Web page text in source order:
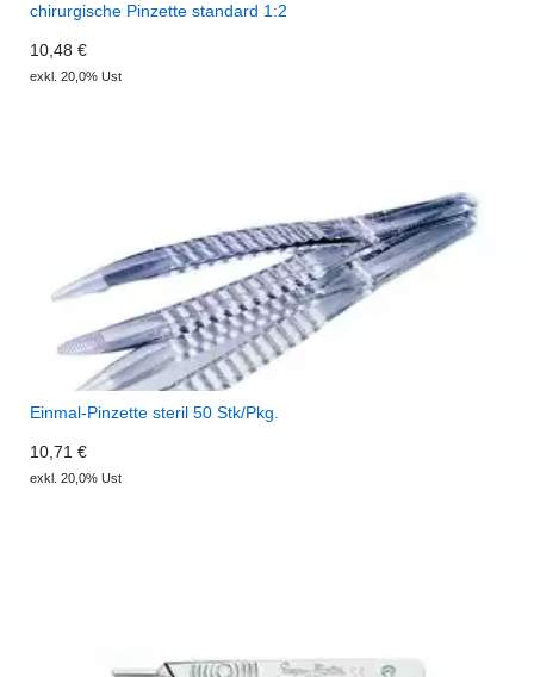
chirurgische Pinzette standard 1:2
10,48 €
exkl. 20,0% Ust
Einmal-Pinzette steril 50 Stk/Pkg.
10,71 €
exkl. 20,0% Ust